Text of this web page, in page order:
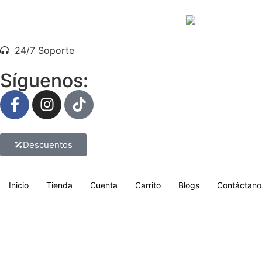
24/7 Soporte
Síguenos:
Descuentos
Inicio Tienda Cuenta Carrito Blogs